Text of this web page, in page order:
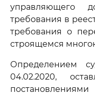
управляющего
требования в
требования о
строящемся
Определением
04.02.2020,